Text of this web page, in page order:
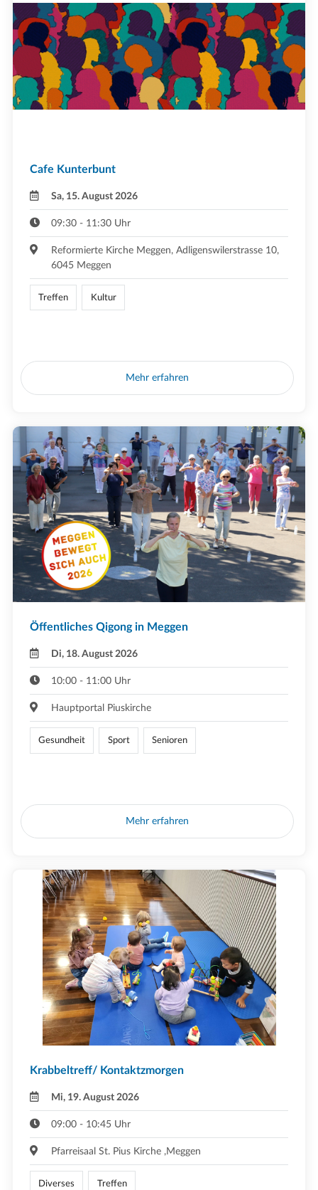
Cafe Kunterbunt
Sa, 15. August 2026
09:30 - 11:30 Uhr
Reformierte Kirche Meggen, Adligenswilerstrasse 10,
6045 Meggen
Treffen Kultur
Mehr erfahren
Öffentliches Qigong in Meggen
Di, 18. August 2026
10:00 - 11:00 Uhr
Hauptportal Piuskirche
Gesundheit Sport Senioren
Mehr erfahren
Krabbeltreff/ Kontaktzmorgen
Mi, 19. August 2026
09:00 - 10:45 Uhr
Pfarreisaal St. Pius Kirche ,Meggen
Diverses Treffen